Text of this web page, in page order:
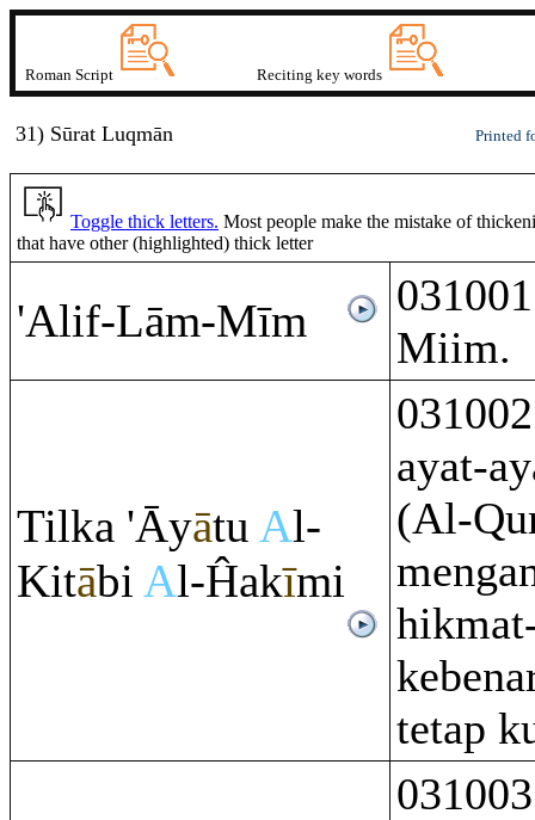
Roman Script Reciting key words
31) Sūrat Luqmān Printed
Toggle thick letters. Most people make the mistake of
that have other (highlighted) thick letter
'Alif-Lām-Mīm
Miim.
Tilka 'Āyātu Al-
Kitābi Al-Ĥakīmi
ayat-
(Al-
tetap